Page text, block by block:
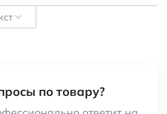
по товару?